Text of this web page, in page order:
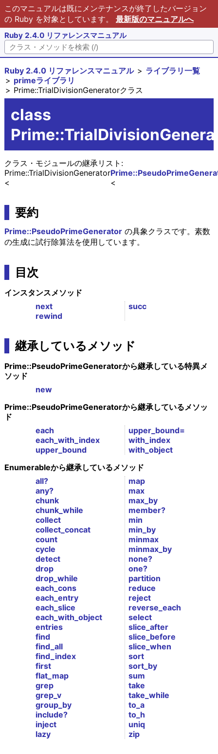
このマニュアルは既にメンテナンスが終了したバージョン
の Ruby を対象としています。 最新版のマニュアルへ
Ruby 2.4.0 リファレンスマニュアル
Ruby 2.4.0 リファレンスマニュアル
ライブラリ一覧
primeライブラリ
Prime::TrialDivisionGeneratorクラス
class
クラス・モジュールの継承リスト:
Prime::TrialDivisionGenerator
要約
Prime::PseudoPrimeGeneratorの具象クラスです。素数
の生成に試行除算法を使用しています。
目次
インスタンスメソッド
next
rewind
succ
継承しているメソッド
Prime::PseudoPrimeGeneratorから継承している特異メ
ソッド
new
Prime::PseudoPrimeGeneratorから継承しているメソッ
ド
each
each_with_index
upper_bound
upper_bound=
with_index
with_object
Enumerableから継承しているメソッド
all?
any?
chunk
chunk_while
collect
collect_concat
count
cycle
detect
drop
drop_while
each_cons
each_entry
each_slice
each_with_object
entries
find
find_all
find_index
first
flat_map
grep
grep_v
group_by
include?
inject
lazy
map
max
max_by
member?
min
min_by
minmax
minmax_by
none?
one?
partition
reduce
reject
reverse_each
select
slice_after
slice_before
slice_when
sort
sort_by
sum
take
take_while
to_a
to_h
uniq
zip